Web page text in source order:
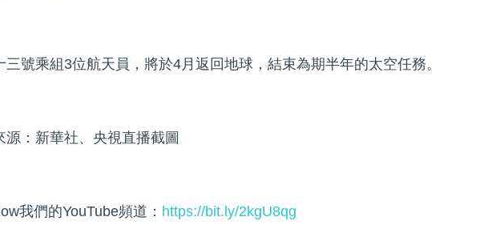
三號乘組3位航天員，將於4月返回地球，結束為期半年的太空任務。
源：新華社、央視直播截圖
我們的YouTube頻道： https://bit.ly/2kgU8qg